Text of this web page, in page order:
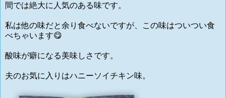
間では絶大に人気のある味です。
私は他の味だと余り食べないですが、この味はついつい食
べちゃいます😋
酸味が癖になる美味しさです。
夫のお気に入りはハニーソイチキン味。